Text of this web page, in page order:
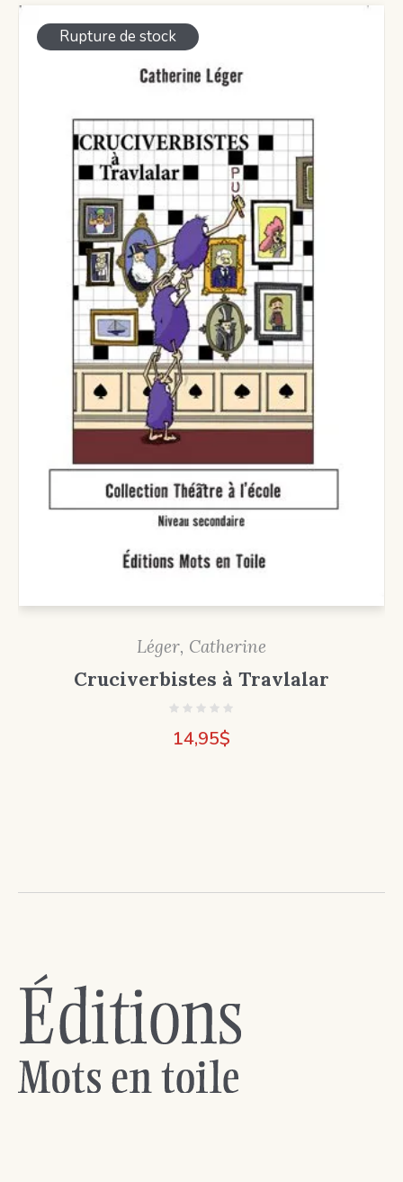
Rupture de stock
Léger, Catherine
Cruciverbistes à Travlalar
14,95$